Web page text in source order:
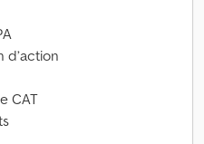
d’action
CAT